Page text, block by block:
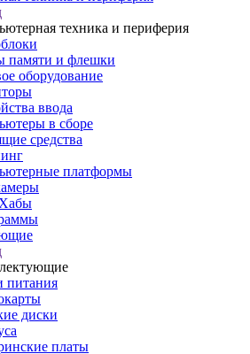
техника и периферия
памяти и флешки
оборудование
ввода
в сборе
средства
платформы
питания
диски
платы